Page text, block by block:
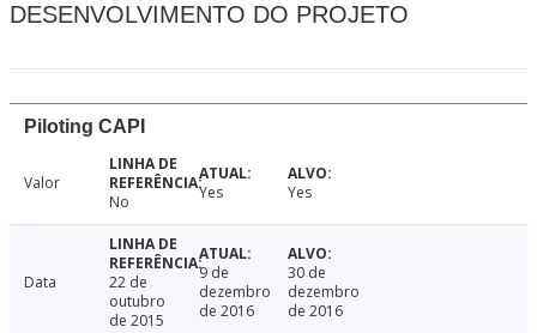
DESENVOLVIMENTO DO PROJETO
Piloting CAPI
Valor
No
Yes Yes
Data
22 de
outubro
de 2015
9 de
dezembro
de 2016
30 de
dezembro
de 2016